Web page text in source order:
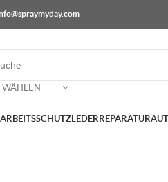
WÄHLEN
ARBEITSSCHUTZLEDERREPARATUR